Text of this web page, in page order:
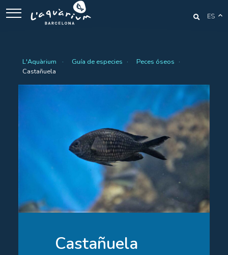
ES
L'Aquàrium Guía de especies
Peces óseos
Castañuela
Castañuela